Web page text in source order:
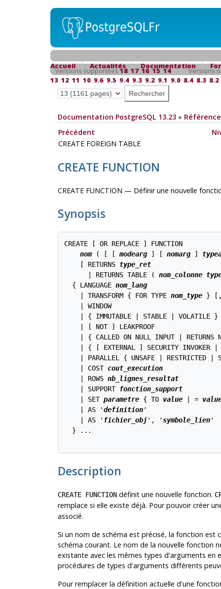
Accueil Actualités Documentation
Versions supportées18 17 16 15 14
Versions
13 12 11 10 9.6 9.5 9.4 9.3 9.2 9.1 9.0 8.4 8.3 8.2
Documentation PostgreSQL 13.23» Référence
Précédent
CREATE FOREIGN TABLE
CREATE FUNCTION
CREATE FUNCTION — Définir une nouvelle
Synopsis
CREATE [ OR REPLACE ] FUNCTION
nom ( [ [ modearg ] [ nomarg ]
    [ RETURNS
type_ret
      | RETURNS TABLE (
nom_colonne
  { LANGUAGE
nom_lang
    | TRANSFORM { FOR TYPE
nom_type }
    | WINDOW
    | { IMMUTABLE | STABLE | VOLATILE }
    | [ NOT ] LEAKPROOF
| { CALLED ON NULL INPUT | RETURNS
| { [ EXTERNAL ] SECURITY INVOKER
| PARALLEL { UNSAFE | RESTRICTED |
    | COST
cout_execution
    | ROWS
nb_lignes_resultat
    | SUPPORT
fonction_support
    | SET
parametre { TO value | =
    | AS '
definition'
    | AS '
fichier_obj ', 'symbole_lien'
  } ...
Description
CREATE FUNCTIONdéfinit une nouvelle fonction.
remplace si elle existe déjà. Pour pouvoir créer
associé.
Si un nom de schéma est précisé, la fonction est
schéma courant. Le nom de la nouvelle fonction
existante avec les mêmes types d'arguments en
procédures de types d'arguments différents
Pour remplacer la définition actuelle d'une